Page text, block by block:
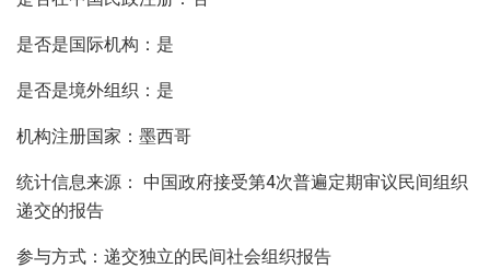
是否是国际机构：是
是否是境外组织：是
机构注册国家：墨西哥
统计信息来源： 中国政府接受第4次普遍定期审议民间组织
递交的报告
参与方式：递交独立的民间社会组织报告